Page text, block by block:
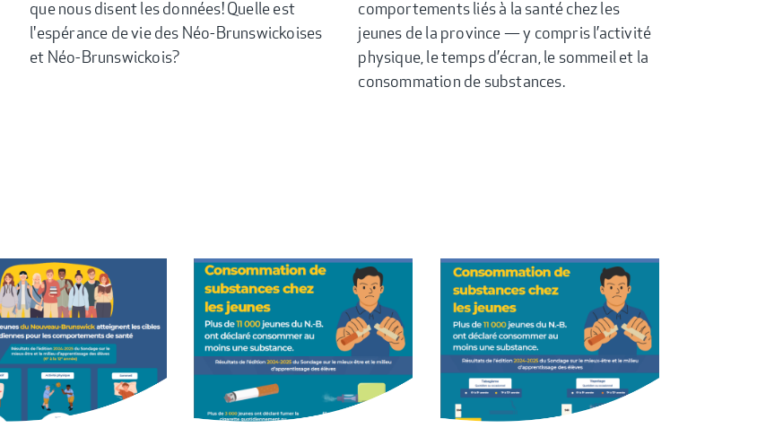
que nous disent les données! Quelle est
l'espérance de vie des Néo-Brunswickoises
et Néo-Brunswickois?
comportements liés à la santé chez les
jeunes de la province — y compris l’activité
physique, le temps d’écran, le sommeil et la
consommation de substances.